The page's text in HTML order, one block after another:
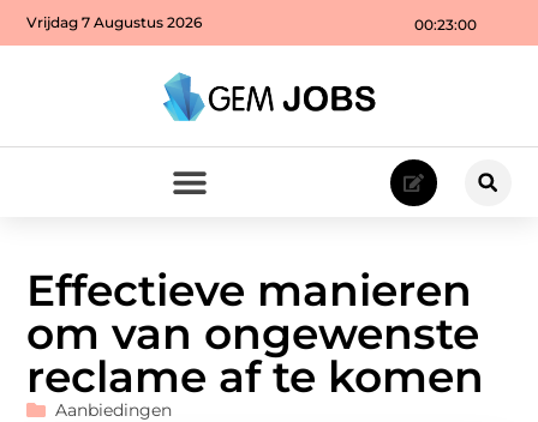
00:23:02
Vrijdag 7 Augustus 2026
Effectieve manieren
om van ongewenste
reclame af te komen
Aanbiedingen